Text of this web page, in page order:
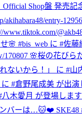
Shop盤 発売
entry-
🌸 #bis_web に #佐
170807 🌸桜の花
いから！」 に #山
#倉野尾成美 が出演
木愛月 が登場し
バーは…🐱❤️ SKE48